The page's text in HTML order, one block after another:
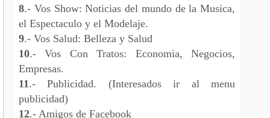
8.- Vos Show: Noticias del mundo de la Musica,
el Espectaculo y el Modelaje.
9.- Vos Salud: Belleza y Salud
10.- Vos Con Tratos: Economia, Negocios,
Empresas.
11 .- Publicidad. (Interesados ir al menu
publicidad)
12.- Amigos de Facebook